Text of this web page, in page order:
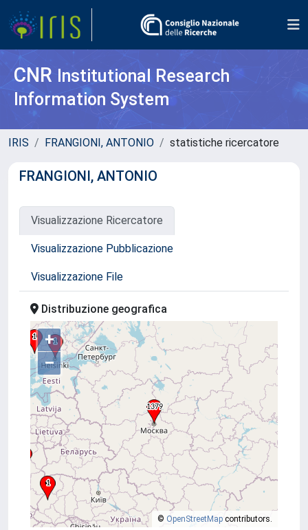
CNR Institutional Research
Information System
IRIS FRANGIONI, ANTONIO statistiche ricercatore
FRANGIONI, ANTONIO
Visualizzazione Ricercatore
Visualizzazione Pubblicazione
Visualizzazione File
Distribuzione geografica
+
–
© OpenStreetMap contributors.